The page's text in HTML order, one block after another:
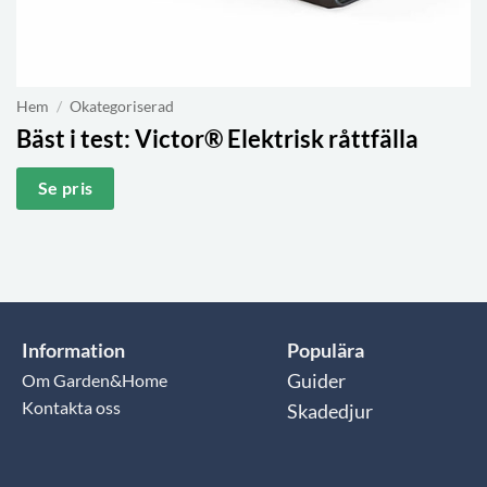
Hem / Okategoriserad
Bäst i test:Victor® Elektrisk råttfälla
Se pris
Information
Om Garden&Home
Kontakta oss
Populära
Guider
Skadedjur